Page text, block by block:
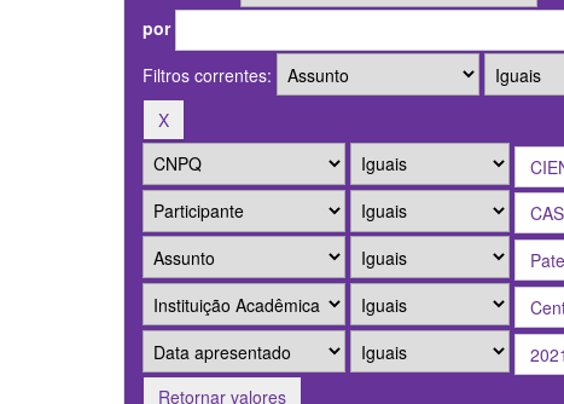
por
Filtros correntes:
Retornar valores